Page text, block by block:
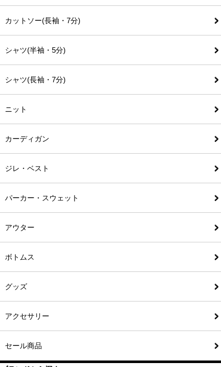
カットソー(長袖・7分)
シャツ(半袖・5分)
シャツ(長袖・7分)
ニット
カーディガン
ジレ・ベスト
パーカー・スウェット
アウター
ボトムス
グッズ
アクセサリー
セール商品